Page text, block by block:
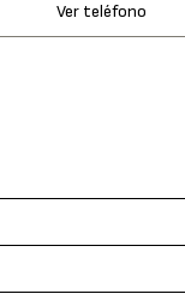
Ver teléfono